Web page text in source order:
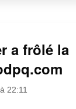
a frôlé la
22:11